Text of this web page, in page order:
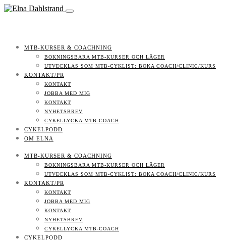
MTB-KURSER & COACHNING
BOKNINGSBARA MTB-KURSER OCH LÄGER
UTVECKLAS SOM MTB-CYKLIST: BOKA COACH/CLINIC/KURS
KONTAKT/PR
KONTAKT
JOBBA MED MIG
KONTAKT
NYHETSBREV
CYKELLYCKA MTB-COACH
CYKELPODD
OM ELNA
MTB-KURSER & COACHNING
BOKNINGSBARA MTB-KURSER OCH LÄGER
UTVECKLAS SOM MTB-CYKLIST: BOKA COACH/CLINIC/KURS
KONTAKT/PR
KONTAKT
JOBBA MED MIG
KONTAKT
NYHETSBREV
CYKELLYCKA MTB-COACH
CYKELPODD